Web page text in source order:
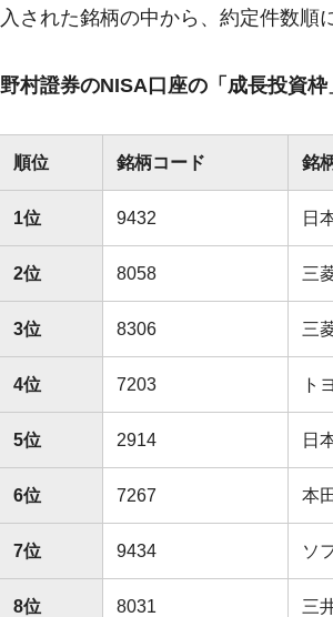
入された銘柄の中から、約定件数順
野村證券のNISA口座の「成長投資
順位 銘柄コード 銘
1位 9432 日
2位 8058 三
3位 8306 三
4位 7203 ト
5位 2914 日
6位 7267 本
7位 9434 ソ
8位 8031 三